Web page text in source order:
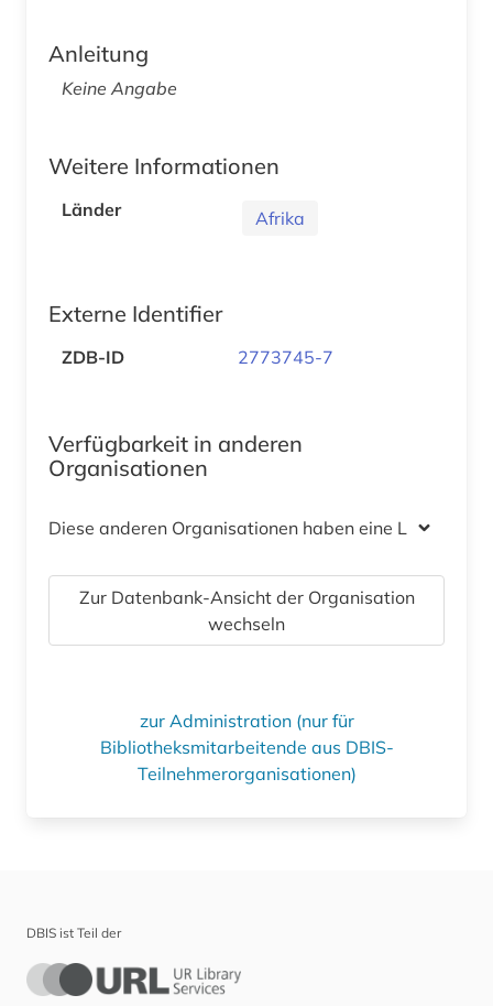
Anleitung
Keine Angabe
Weitere Informationen
Länder Afrika
Externe Identifier
ZDB-ID 2773745-7
Verfügbarkeit in anderen
Organisationen
Diese anderen Organisationen haben eine Lizenz
Zur Datenbank-Ansicht der Organisation
wechseln
zur Administration (nur für
Bibliotheksmitarbeitende aus DBIS-
Teilnehmerorganisationen)
DBIS ist Teil der